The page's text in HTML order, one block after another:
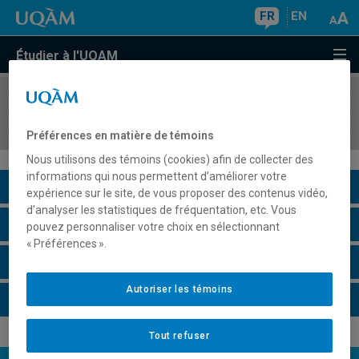
FR EN
Étudier à l'UQAM
COURS//
Description du cours
Horaire - Été 2026
Préférences en matière de témoins
Nous utilisons des témoins (cookies) afin de collecter des
informations qui nous permettent d’améliorer votre
expérience sur le site, de vous proposer des contenus vidéo,
d’analyser les statistiques de fréquentation, etc. Vous
pouvez personnaliser votre choix en sélectionnant
« Préférences ».
Tout refuser
Autoriser les témoins